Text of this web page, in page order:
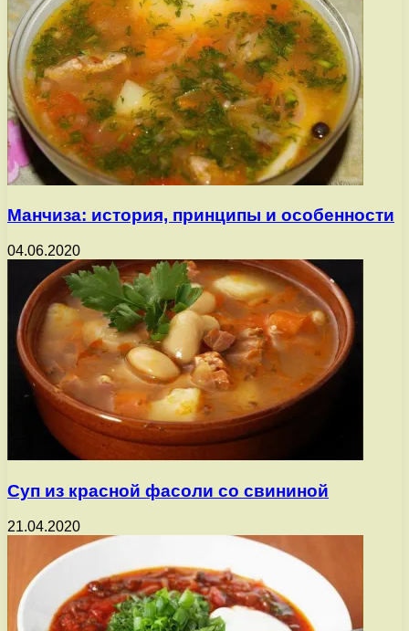
Манчиза: история, принципы и особенности
04.06.2020
Суп из красной фасоли со свининой
21.04.2020